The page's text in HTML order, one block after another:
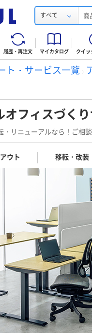
すべて
履歴・再注文 マイカタログ クイッ
ト・サービス一覧
オフィスづく
・リニューアルなら！ご相談
ウト 移転・改装